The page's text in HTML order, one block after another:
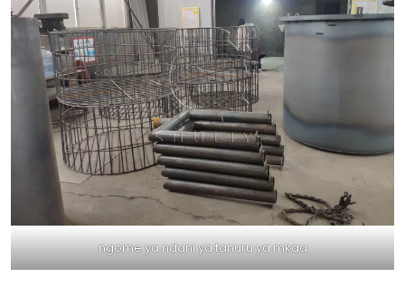
ngome ya ndani ya tanuru ya mkaa